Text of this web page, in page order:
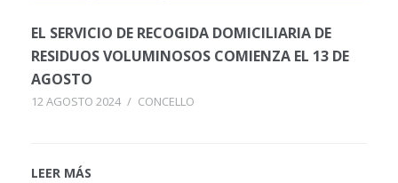
EL SERVICIO DE RECOGIDA DOMICILIARIA DE
RESIDUOS VOLUMINOSOS COMIENZA EL 13 DE
AGOSTO
12 AGOSTO 2024 / CONCELLO
LEER MÁS